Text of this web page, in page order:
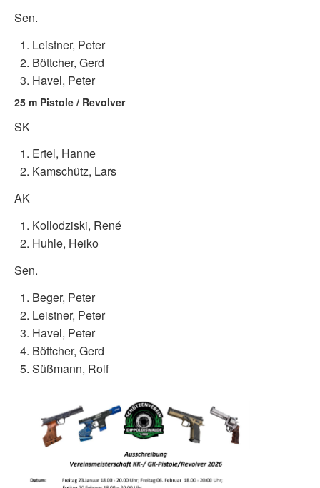
Sen.
Leistner, Peter
Böttcher, Gerd
Havel, Peter
25 m Pistole / Revolver
SK
Ertel, Hanne
Kamschütz, Lars
AK
Kollodziski, René
Huhle, Heiko
Sen.
Beger, Peter
Leistner, Peter
Havel, Peter
Böttcher, Gerd
Süßmann, Rolf